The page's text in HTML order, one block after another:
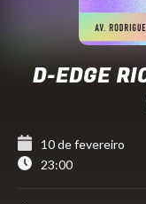
D-EDGE
10 de fevereiro
23:00